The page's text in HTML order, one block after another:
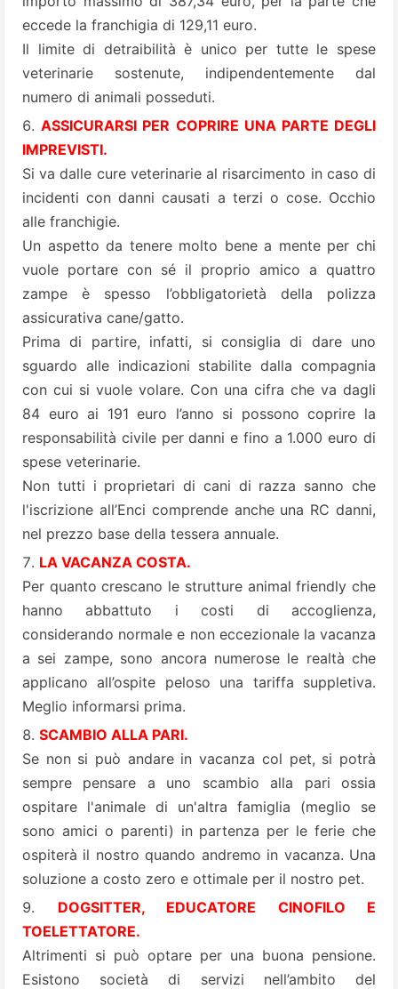
eccede la franchigia di 129,11 euro.
Il limite di detraibilità è unico per tutte le spese
veterinarie sostenute, indipendentemente dal
numero di animali posseduti.
ASSICURARSI PER COPRIRE UNA PARTE DEGLI
IMPREVISTI.
Si va dalle cure veterinarie al risarcimento in caso di
incidenti con danni causati a terzi o cose. Occhio
alle franchigie.
Un aspetto da tenere molto bene a mente per chi
vuole portare con sé il proprio amico a quattro
zampe è spesso l’obbligatorietà della polizza
assicurativa cane/gatto.
Prima di partire, infatti, si consiglia di dare uno
sguardo alle indicazioni stabilite dalla compagnia
con cui si vuole volare. Con una cifra che va dagli
84 euro ai 191 euro l’anno si possono coprire la
responsabilità civile per danni e fino a 1.000 euro di
spese veterinarie.
Non tutti i proprietari di cani di razza sanno che
l'iscrizione all’Enci comprende anche una RC danni,
nel prezzo base della tessera annuale.
LA VACANZA COSTA.
Per quanto crescano le strutture animal friendly che
hanno abbattuto i costi di accoglienza,
considerando normale e non eccezionale la vacanza
a sei zampe, sono ancora numerose le realtà che
applicano all’ospite peloso una tariffa suppletiva.
Meglio informarsi prima.
SCAMBIO ALLA PARI.
Se non si può andare in vacanza col pet, si potrà
sempre pensare a uno scambio alla pari ossia
ospitare l'animale di un'altra famiglia (meglio se
sono amici o parenti) in partenza per le ferie che
ospiterà il nostro quando andremo in vacanza. Una
soluzione a costo zero e ottimale per il nostro pet.
DOGSITTER, EDUCATORE CINOFILO E
TOELETTATORE.
Altrimenti si può optare per una buona pensione.
Esistono società di servizi nell’ambito del